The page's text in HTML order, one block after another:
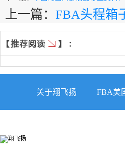
上一篇： FBA头程箱
关于翔飞扬 FBA美